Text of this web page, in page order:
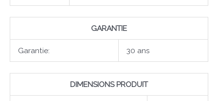
GARANTIE
Garantie: 30 ans
DIMENSIONS PRODUIT